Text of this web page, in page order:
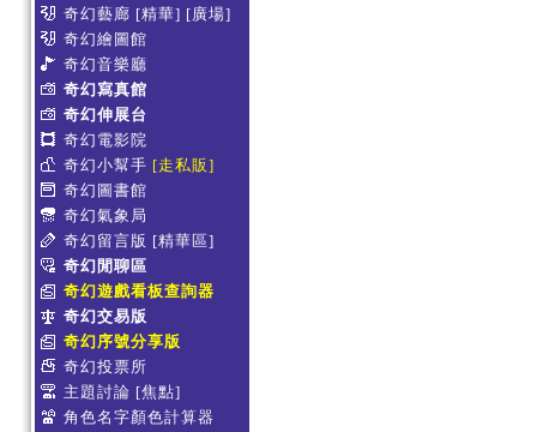
奇幻藝廊 [精華] [廣場]
奇幻繪圖館
奇幻音樂廳
奇幻寫真館
奇幻伸展台
奇幻電影院
奇幻小幫手 [走私販]
奇幻圖書館
奇幻氣象局
奇幻留言版 [精華區]
奇幻閒聊區
奇幻遊戲看板查詢器
奇幻交易版
奇幻序號分享版
奇幻投票所
主題討論 [焦點]
角色名字顏色計算器